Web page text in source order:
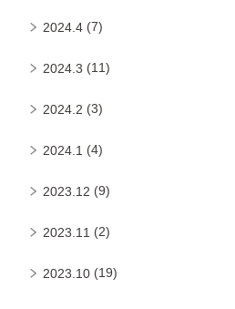
2024.4 (7)
2024.3 (11)
2024.2 (3)
2024.1 (4)
2023.12 (9)
2023.11 (2)
2023.10 (19)